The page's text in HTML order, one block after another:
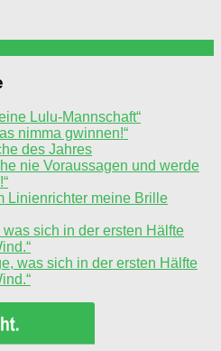
Lulu-Mannschaft“
nimma gwinnen!“
des Jahres
nie Voraussagen und werde
Linienrichter meine Brille
was sich in der ersten Hälfte
was sich in der ersten Hälfte